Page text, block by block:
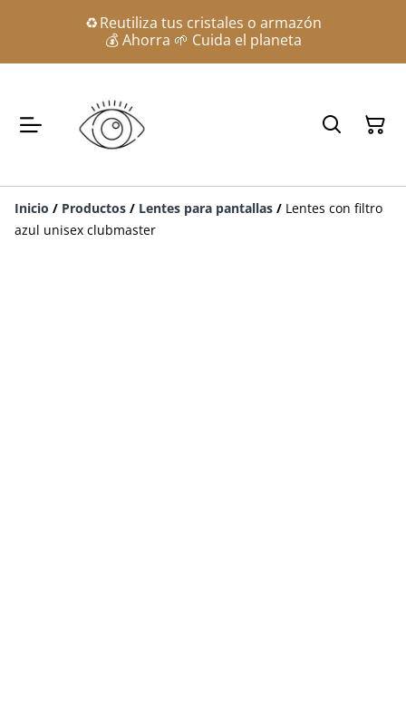
♻️ Reutiliza tus cristales o armazón
💰 Ahorra 🌱 Cuida el planeta
Inicio / Productos / Lentes para pantallas / Lentes con filtro
azul unisex clubmaster